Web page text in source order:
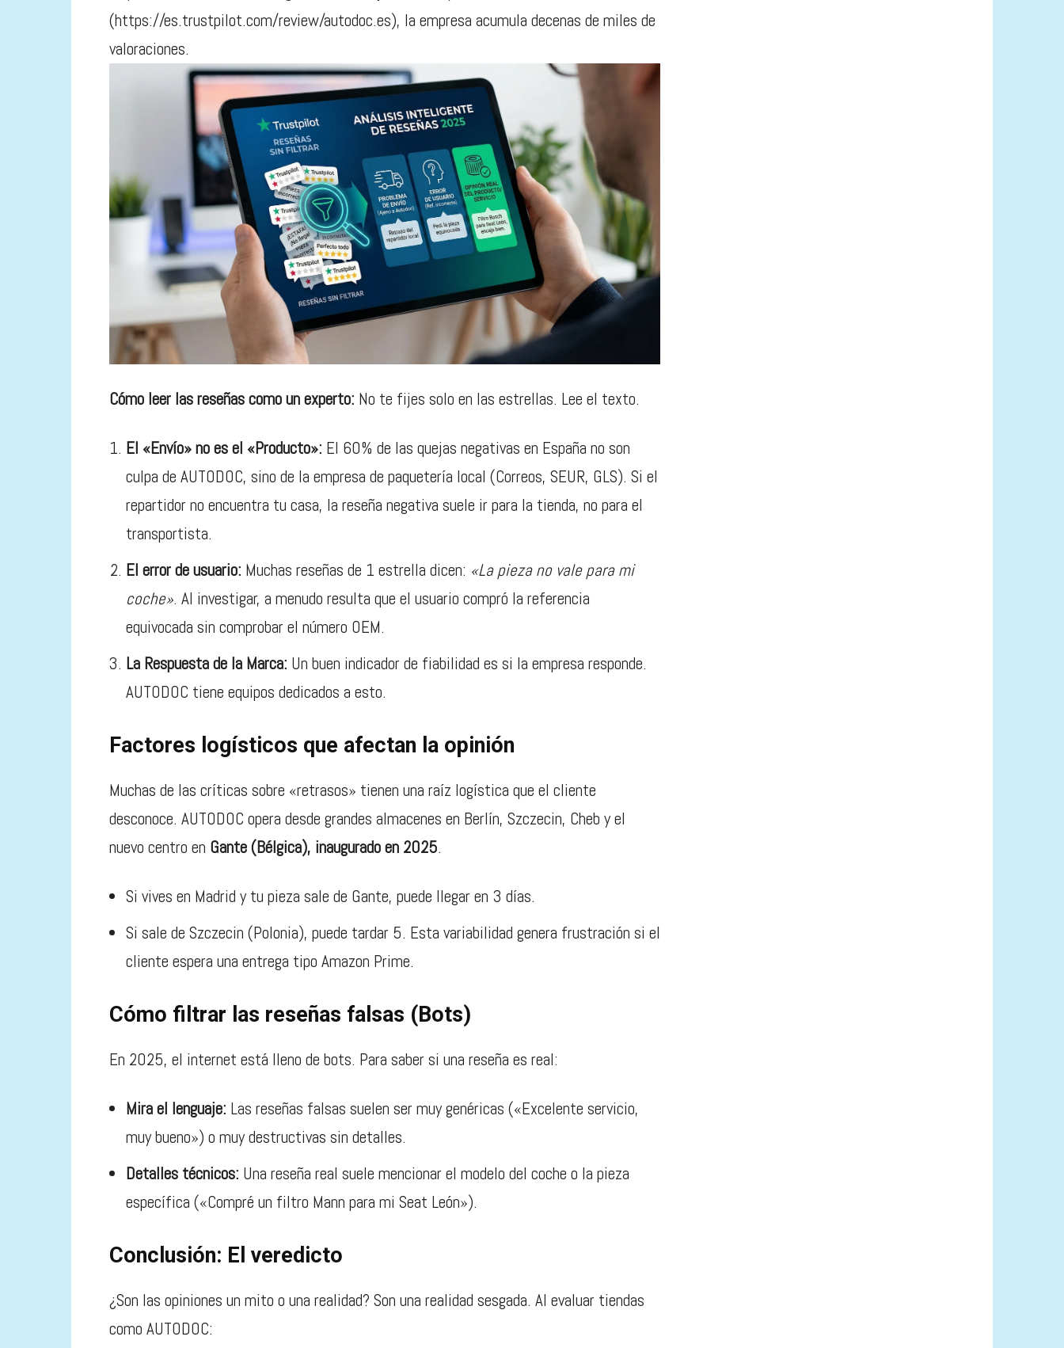
(https://es.trustpilot.com/review/autodoc.es), la empresa acumula decenas de miles de
valoraciones.
Cómo leer las reseñas como un experto: No te fijes solo en las estrellas. Lee el texto.
El «Envío» no es el «Producto»: El 60% de las quejas negativas en España no son
culpa de AUTODOC, sino de la empresa de paquetería local (Correos, SEUR, GLS). Si el
repartidor no encuentra tu casa, la reseña negativa suele ir para la tienda, no para el
transportista.
El error de usuario: Muchas reseñas de 1 estrella dicen: «La pieza no vale para mi
coche». Al investigar, a menudo resulta que el usuario compró la referencia
equivocada sin comprobar el número OEM.
La Respuesta de la Marca: Un buen indicador de fiabilidad es si la empresa responde.
AUTODOC tiene equipos dedicados a esto.
Factores logísticos que afectan la opinión
Muchas de las críticas sobre «retrasos» tienen una raíz logística que el cliente
desconoce. AUTODOC opera desde grandes almacenes en Berlín, Szczecin, Cheb y el
nuevo centro en Gante (Bélgica), inaugurado en 2025.
Si vives en Madrid y tu pieza sale de Gante, puede llegar en 3 días.
Si sale de Szczecin (Polonia), puede tardar 5. Esta variabilidad genera frustración si el
cliente espera una entrega tipo Amazon Prime.
Cómo filtrar las reseñas falsas (Bots)
En 2025, el internet está lleno de bots. Para saber si una reseña es real:
Mira el lenguaje: Las reseñas falsas suelen ser muy genéricas («Excelente servicio,
muy bueno») o muy destructivas sin detalles.
Detalles técnicos: Una reseña real suele mencionar el modelo del coche o la pieza
específica («Compré un filtro Mann para mi Seat León»).
Conclusión: El veredicto
¿Son las opiniones un mito o una realidad? Son una realidad sesgada. Al evaluar tiendas
como AUTODOC: